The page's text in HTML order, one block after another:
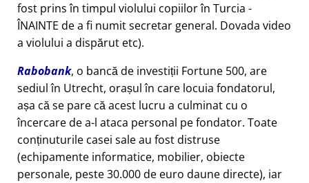
fost prins în timpul violului copiilor în Turcia -
ÎNAINTE de a fi numit secretar general. Dovada video
a violului a dispărut etc).
Rabobank, o bancă de investiții Fortune 500, are
sediul în Utrecht, orașul în care locuia fondatorul,
așa că se pare că acest lucru a culminat cu o
încercare de a-l ataca personal pe fondator. Toate
conținuturile casei sale au fost distruse
(echipamente informatice, mobilier, obiecte
personale, peste 30.000 de euro daune directe), iar